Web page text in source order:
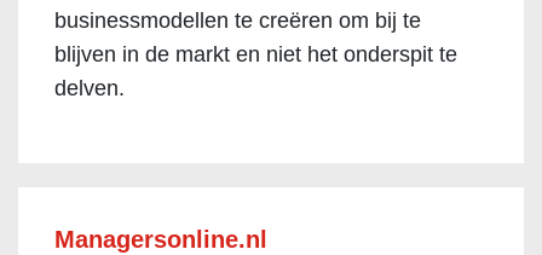
businessmodellen te creëren om bij te
blijven in de markt en niet het onderspit te
delven.
Managersonline.nl